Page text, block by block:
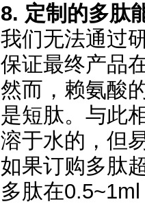
8. 定制的多肽
我们无法通过
保证最终产品
然而，赖氨酸
是短肽。与此
溶于水的，但
如果订购多肽
多肽在